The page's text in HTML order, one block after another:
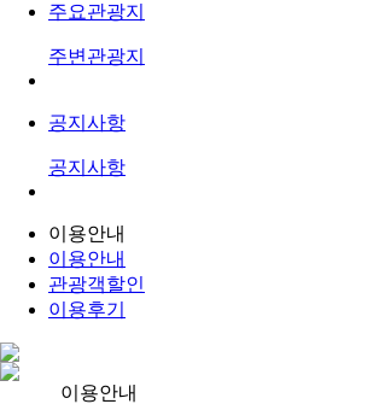
주요관광지
주변관광지
공지사항
공지사항
이용안내
이용안내
관광객할인
이용후기
이용안내